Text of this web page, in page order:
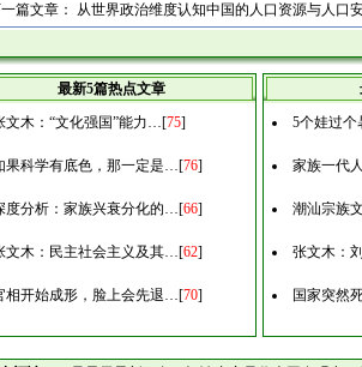
篇文章： 从世界政治维度认知中国的人口资源与人口
最新5篇热点文章
文木：“文化强国”能力…[75]
果科学有底色，那一定是…[76]
度分析：家族兴衰分化的…[66]
文木：民主社会主义及其…[62]
相开始成形，脸上会先退…[70]
5个娃过
家族一代
潮汕宗族
张文木：
国家突然